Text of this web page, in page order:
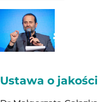
Ustawa o jakości